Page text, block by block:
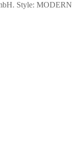
Style: MODERN